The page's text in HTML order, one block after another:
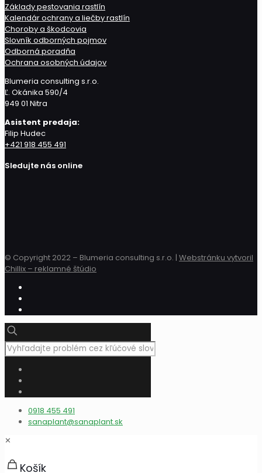
Základy pestovania rastlín
Kalendár ochrany a liečby rastlín
Choroby a škodcovia
Slovník odborných pojmov
Odborná poradňa
Ochrana osobných údajov
Blumeria consulting s.r.o.
Ľ. Okánika 590/4
949 01 Nitra
Asistent predaja:
Filip Hudec
+421 918 455 491
Sledujte nás online
© Copyright 2022 – Blumeria consulting s.r.o. | Webstránku vytvoril
Chillix – reklamné štúdio
0918 455 491
sanaplant@sanaplant.sk
✕
Košík